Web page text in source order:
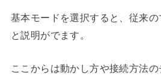
基本モードを選択すると、従来
と説明がでます。
ここからは動かし方や接続方法